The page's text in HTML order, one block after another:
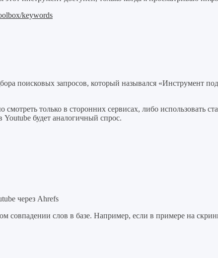
keywords
поисковых запросов, который назывался «Инструмент
только в сторонних сервисах, либо использовать
будет аналогичный спрос.
через Ahrefs
совпадении слов в базе. Например, если в примере на